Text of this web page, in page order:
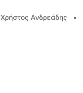
Χρήστος Ανδρεάδης •